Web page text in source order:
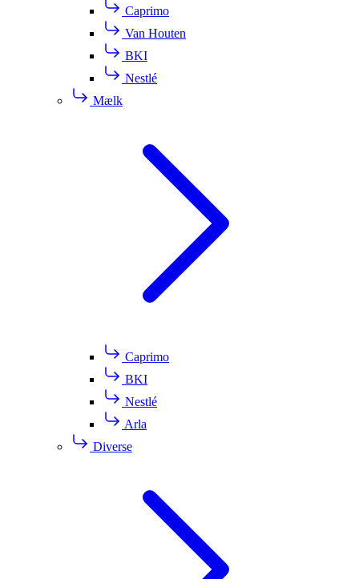
Caprimo
Van Houten
BKI
Nestlé
Mælk
Caprimo
BKI
Nestlé
Arla
Diverse